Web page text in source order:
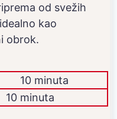
od svežih
kao
obrok.
10 minuta
10 minuta